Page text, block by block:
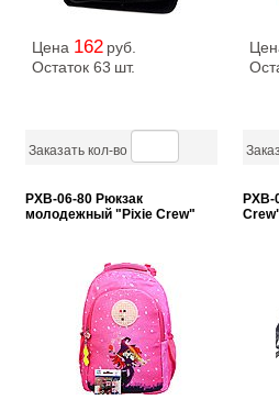
Цена 162 руб.
Остаток 63 шт.
Заказать кол-во
PXB-06-80 Рюкзак
молодежный "Pixie Crew"